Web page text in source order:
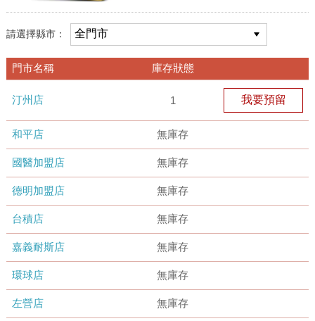
請選擇縣市：
門市名稱 庫存狀態
汀州店 1 我要預留
和平店 無庫存
國醫加盟店 無庫存
德明加盟店 無庫存
台積店 無庫存
嘉義耐斯店 無庫存
環球店 無庫存
左營店 無庫存